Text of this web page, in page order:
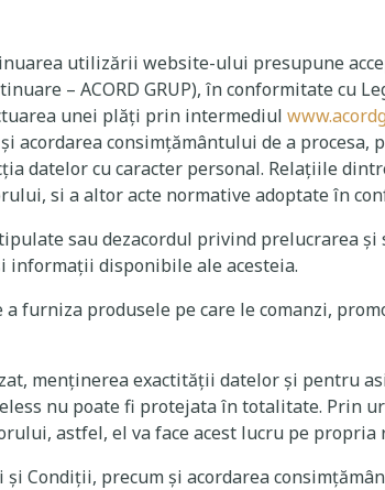
utilizării website-ului presupune
– ACORD GRUP), în conformitate cu
unei plăți prin intermediul
consimțământului de a procesa,
datelor cu caracter personal. Relațiile
si a altor acte normative adoptate în
sau dezacordul privind prelucrarea și
informații disponibile ale acesteia.
furniza produsele pe care le comanzi,
menținerea exactității datelor și pentru
nu poate fi protejata în totalitate. Prin
astfel, el va face acest lucru pe propria
Condiții, precum și acordarea